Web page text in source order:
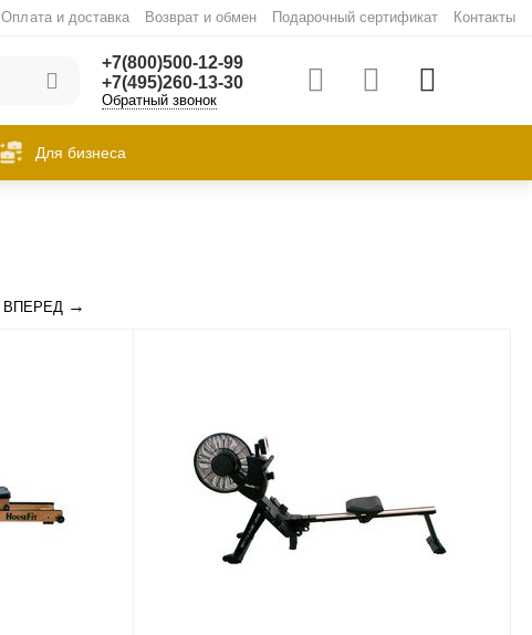
Оплата и доставка Возврат и обмен Подарочный сертификат Контакты
+7(800)500-12-99
+7(495)260-13-30
Обратный звонок
Для бизнеса
ВПЕРЕД